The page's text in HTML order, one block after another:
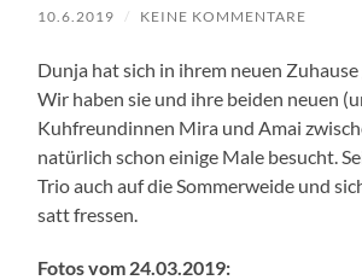
10.6.2019 / KEINE KOMMENTARE
Dunja hat sich in ihrem neuen
Wir haben sie und ihre beiden neuen
Kuhfreundinnen Mira und Amai
natürlich schon einige Male besucht.
Trio auch auf die Sommerweide und
satt fressen.
Fotos vom 24.03.2019: